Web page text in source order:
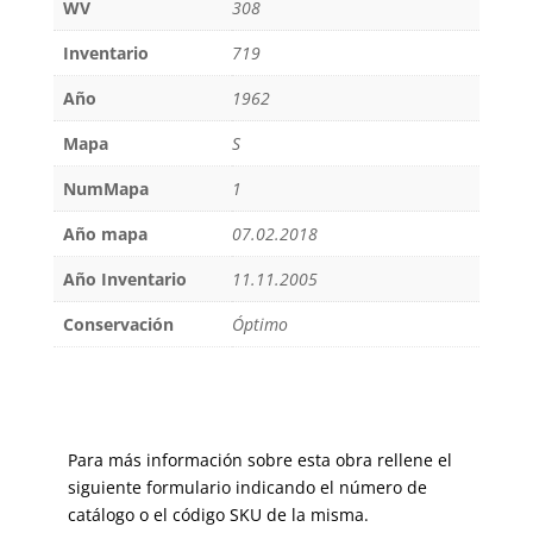
WV
308
Inventario
719
Año
1962
Mapa
S
NumMapa
1
Año mapa
07.02.2018
Año Inventario
11.11.2005
Conservación
Óptimo
Para más información sobre esta obra rellene el
siguiente formulario indicando el número de
catálogo o el código SKU de la misma.